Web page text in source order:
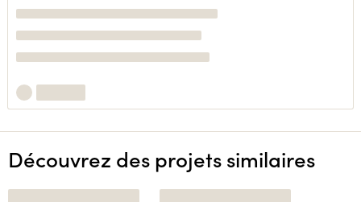
Découvrez des projets similaires